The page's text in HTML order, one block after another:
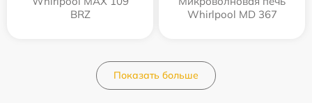
BRZ
Whirlpool MD 367
Показать больше